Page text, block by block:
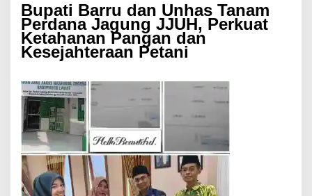
Bupati Barru dan Unhas Tanam
Perdana Jagung JJUH, Perkuat
Ketahanan Pangan dan
Kesejahteraan Petani